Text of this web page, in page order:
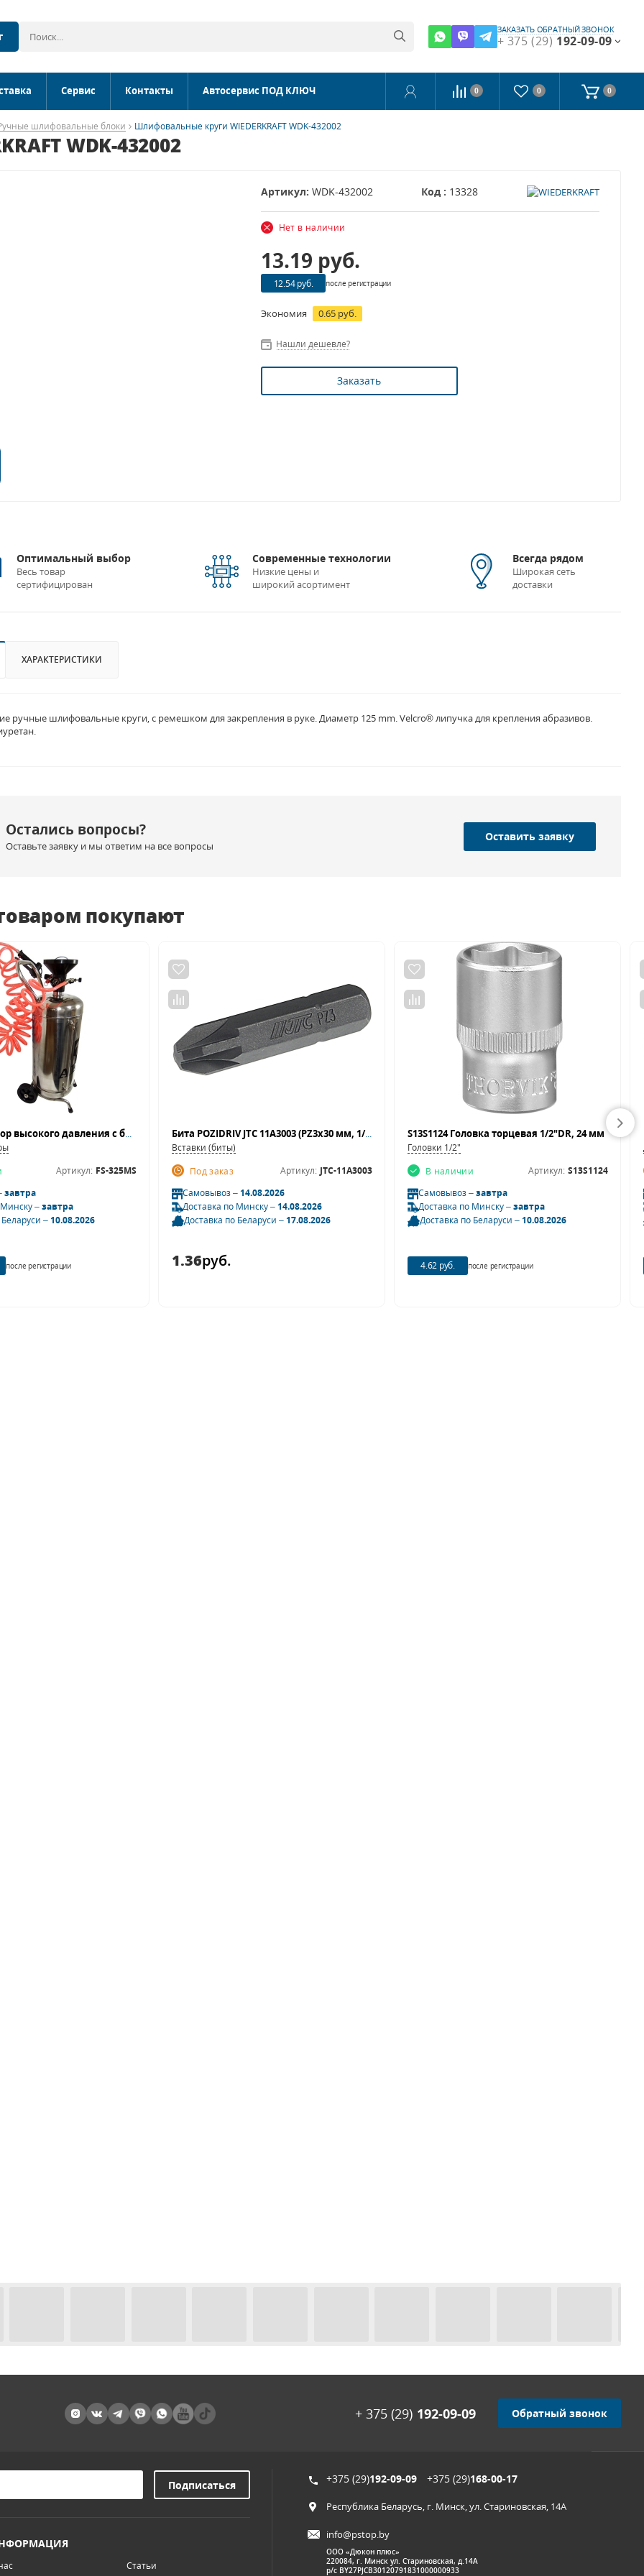
ЗАКАЗАТЬ ОБРАТНЫЙ ЗВОНОК
+ 375 (29) 192-09-09
Сервис Контакты Автосервис ПОД КЛЮЧ 0 0 0
шлифовальные блоки Шлифовальные круги WIEDERKRAFT WDK-432002
WDK-432002
Артикул: WDK-432002 Код : 13328
Нет в наличии
13.19 руб.
12.54 руб. после регистрации
Экономия 0.65 руб.
Нашли дешевле?
Заказать
Оптимальный выбор
Весь товар
сертифицирован
Современные технологии
Низкие цены и
широкий асортимент
Всегда рядом
Широкая сеть
доставки
ХАРАКТЕРИСТИКИ
ручные шлифовальные круги, с ремешком для закрепления в руке. Диаметр 125 mm. Velcro® липучка для крепления абразивов.
Остались вопросы?
Оставьте заявку и мы ответим на все вопросы
Оставить заявку
покупают
Пеногенератор высокого давления с блоком пенообразования AE&T FS-325MS 25л (нержавейка)
Артикул: FS-325MS
завтра
–завтра
–10.08.2026
после регистрации
Бита POZIDRIV JTC 11A3003 (PZ3х30 мм, 1/4)"
Вставки (биты)
Под заказ
Артикул: JTC-11A3003
Самовывоз –14.08.2026
Доставка по Минску –14.08.2026
Доставка по Беларуси –17.08.2026
1.36руб.
S13S1124 Головка торцевая 1/2"DR, 24 мм
Головки 1/2"
В наличии
Артикул: S13S1124
Самовывоз –завтра
Доставка по Минску –завтра
Доставка по Беларуси –10.08.2026
4.62 руб. после регистрации
+ 375 (29) 192-09-09 Обратный звонок
Статьи
+375 (29)192-09-09 +375 (29)168-00-17
Республика Беларусь, г. Минск, ул. Стариновская, 14А
info@pstop.by
ООО «Дюкон плюс»
220084, г. Минск ул. Стариновская, д.14А
р/с BY27PJCB30120791831000000933